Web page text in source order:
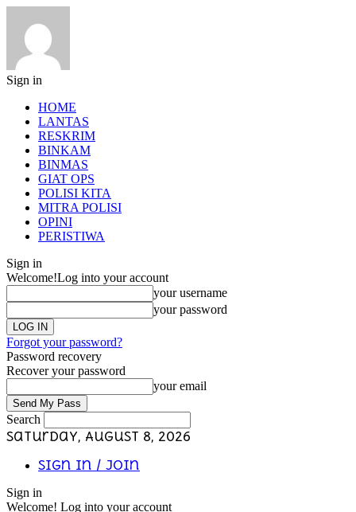
Sign in
HOME
LANTAS
RESKRIM
BINKAM
BINMAS
GIAT OPS
POLISI KITA
MITRA POLISI
OPINI
PERISTIWA
Sign in
Welcome!Log into your account
your username
your password
Forgot your password?
Password recovery
Recover your password
your email
Search
Saturday, August 8, 2026
Sign in / Join
Sign in
Welcome! Log into your account